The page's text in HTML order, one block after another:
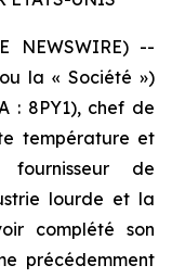
NEWSWIRE) --
la « Société »)
: 8PY1), chef de
température et
de
lourde et la
complété son
précédemment